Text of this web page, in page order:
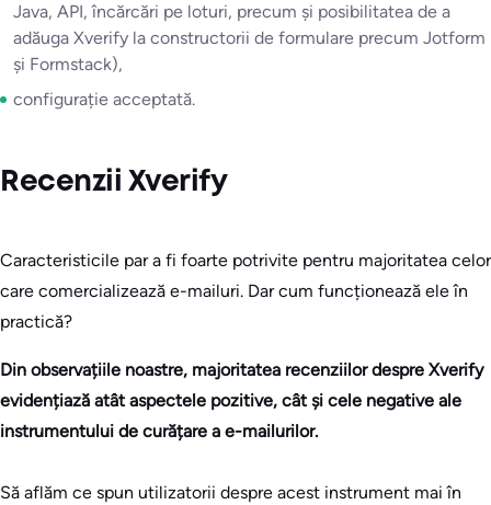
Java, API, încărcări pe loturi, precum și posibilitatea de a
adăuga Xverify la constructorii de formulare precum Jotform
și Formstack),
configurație acceptată.
Recenzii Xverify
Caracteristicile par a fi foarte potrivite pentru majoritatea celor
care comercializează e-mailuri. Dar cum funcționează ele în
practică?
Din observațiile noastre, majoritatea recenziilor despre Xverify
evidențiază atât aspectele pozitive, cât și cele negative ale
instrumentului de curățare a e-mailurilor.
Să aflăm ce spun utilizatorii despre acest instrument mai în